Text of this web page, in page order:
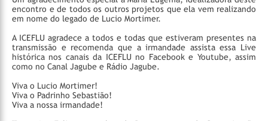
encontro e de todos os outros projetos que ela vem realizando
em nome do legado de Lucio Mortimer.
A ICEFLU agradece a todos e todas que estiveram presentes na
transmissão e recomenda que a irmandade assista essa Live
histórica nos canais da ICEFLU no Facebook e Youtube, assim
como no Canal Jagube e Rádio Jagube.
Viva o Lucio Mortimer!
Viva o Padrinho Sebastião!
Viva a nossa irmandade!